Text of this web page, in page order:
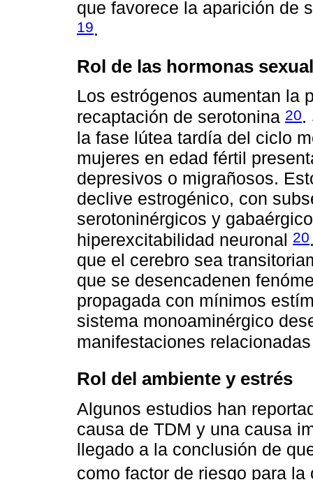
que favorece la aparición de
19.
Rol de las hormonas
Los estrógenos aumentan la
recaptación de serotonina 20.
la fase lútea tardía del ciclo
mujeres en edad fértil
depresivos o migrañosos.
declive estrogénico, con
serotoninérgicos y
hiperexcitabilidad neuronal 20
que el cerebro sea
que se desencadenen
propagada con mínimos
sistema monoaminérgico
manifestaciones
Rol del ambiente y estrés
Algunos estudios han
causa de TDM y una causa
llegado a la conclusión de
como factor de riesgo para